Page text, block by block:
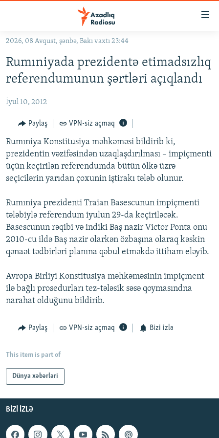
Əsas
qayıt
Əsas
qayıt
#ƏSLINDƏ
FƏRQƏ BAX
QANUNI DOĞRU
ARAŞDIRMA
MULTIMEDIA
FOTOQALEREYA
İNFOQRAFIKA
KARIKATURA
OXU ZALI
AZƏRBAYCAN ƏDƏBIYYATI KITABXANASI
İSLAM VƏ DEMOKRATIYA
HAQQIMIZDA
MISSIYAMIZ
PEŞƏ ETIKASI VƏ JURNALISTIKA STANDARTLARIMIZ
AZADLIQRADIOSU MOBIL TELEFONUNUZDA
BIZIMLƏ ƏLAQƏ
BIZI IZLƏ
RFE/RL-in bütün saytları
2026, 08 Avqust, şənbə, Bakı vaxtı 23:44
Rumıniyada prezidentə etimadsızlıq
referendumunun şərtləri açıqlandı
İyul 10, 2012
Paylaş VPN-siz açmaq
Rumıniya Konstitusiya məhkəməsi bildirib ki,
prezidentin vəzifəsindən uzaqlaşdırılması – impiçmenti
üçün keçirilən referendumda bütün ölkə üzrə
seçicilərin yarıdan çoxunin iştirakı tələb olunur.
Rumıniya prezidenti Traian Basescunun impiçmenti
tələbiylə referendum iyulun 29-da keçiriləcək.
Basescunun rəqibi və indiki Baş nazir Victor Ponta onu
2010-cu ildə Baş nazir olarkən özbaşına olaraq kəskin
qənaət tədbirləri planına qəbul etməkdə ittiham eləyib.
Avropa Birliyi Konstitusiya məhkəməsinin impiçment
ilə bağlı prosedurları tez-tələsik səsə qoymasındna
narahat olduğunu bildirib.
Paylaş VPN-siz açmaq Bizi izlə
This item is part of
Dünya xəbərləri
BIZI IZLƏ